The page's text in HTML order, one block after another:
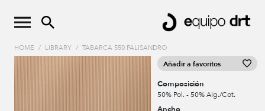
HOME / LIBRARY / TABARCA 550 PALISANDRO
Añadir a favoritos
Composición
50% Pol. - 50% Alg./Cot.